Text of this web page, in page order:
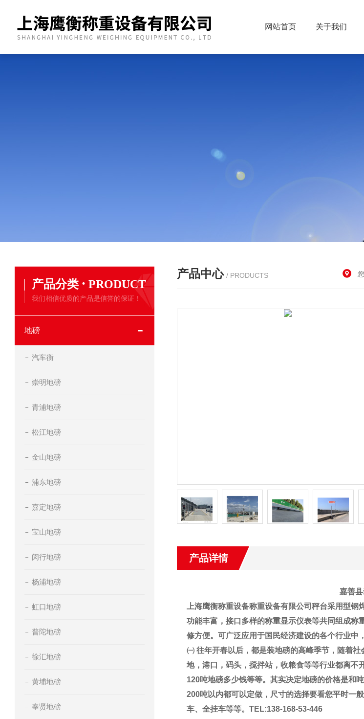
网站首页 关于我们
产品分类 · PRODUCT
我们相信优质的产品是信誉的保证！
地磅
汽车衡
崇明地磅
青浦地磅
松江地磅
金山地磅
浦东地磅
嘉定地磅
宝山地磅
闵行地磅
杨浦地磅
虹口地磅
普陀地磅
徐汇地磅
黄埔地磅
奉贤地磅
产品中心 / PRODUCTS
产品详情
嘉善县
上海鹰衡称重设备称重设备有限公司 秤台采用型钢
功能丰富，接口多样的称重显示仪表等共同组成
修方便。可广泛应用于国民经济建设的各个行业中
㈠ 往年开春以后，都是装地磅的高峰季节，随着
地，港口，码头，搅拌站，收粮食等等行业都离不
120吨地磅多少钱等等。其实决定地磅的价格是和
200吨以内都可以定做，尺寸的选择要看您平时一
车、全挂车等等。 TEL:138-168-53-446